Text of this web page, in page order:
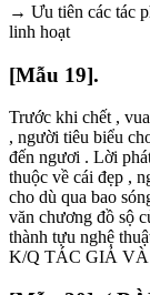
→ Ưu tiên các tác
linh hoạt
[Mẫu 19].
Trước khi chết ,
, người tiêu biểu
đến ngươi . Lời
thuộc về cái đẹp ,
cho dù qua bao
văn chương đồ
thành tựu nghệ
K/Q TÁC GIẢ